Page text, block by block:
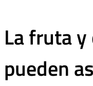
La fruta
pueden